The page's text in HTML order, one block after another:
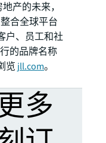
产的未来，
合全球平台
户、员工和社
的品牌名称
览 jll.com。
多